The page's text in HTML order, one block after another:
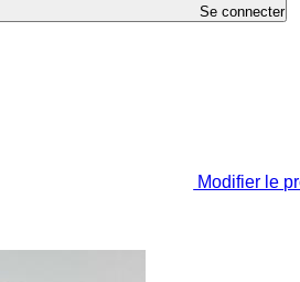
Se connecter
Modifier le